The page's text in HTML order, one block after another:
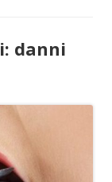
danni